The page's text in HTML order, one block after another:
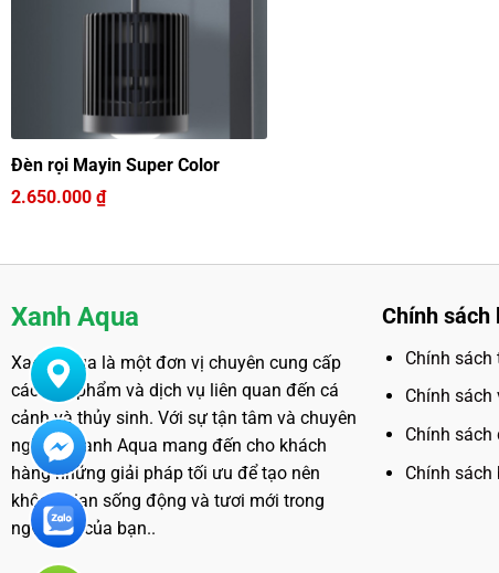
Đèn rọi Mayin Super Color
2.650.000 ₫
Xanh Aqua
Xanh Aqua là một đơn vị chuyên cung cấp
các sản phẩm và dịch vụ liên quan đến cá
cảnh và thủy sinh. Với sự tận tâm và chuyên
nghiệp, Xanh Aqua mang đến cho khách
hàng những giải pháp tối ưu để tạo nên
không gian sống động và tươi mới trong
ngôi nhà của bạn..
Chính sách
Chính sách
Chính sách
Chính sách
Chính sách